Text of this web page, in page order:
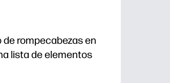
rompecabezas en
lista de elementos